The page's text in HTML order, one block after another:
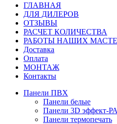
ГЛАВНАЯ
ДЛЯ ДИЛЕРОВ
ОТЗЫВЫ
РАСЧЕТ КОЛИЧЕСТВА
РАБОТЫ НАШИХ
Доставка
Оплата
МОНТАЖ
Контакты
Панели ПВХ
Панели белые
Панели 3D
Панели термопечать